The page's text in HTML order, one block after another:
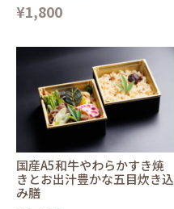
¥1,800
国産A5和牛やわらかすき焼
きとお出汁豊かな五目炊き込
み膳